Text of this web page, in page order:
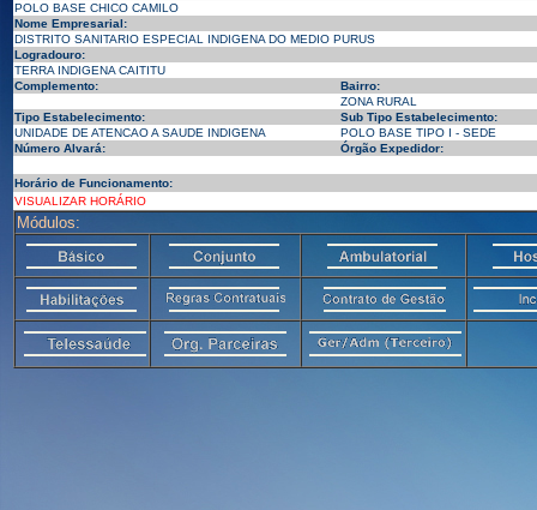
POLO BASE CHICO CAMILO
Nome Empresarial:
DISTRITO SANITARIO ESPECIAL INDIGENA DO MEDIO PURUS
Logradouro:
TERRA INDIGENA CAITITU
Complemento:
Bairro:
ZONA RURAL
Tipo Estabelecimento:
Sub Tipo Estabelecimento:
UNIDADE DE ATENCAO A SAUDE INDIGENA
POLO BASE TIPO I - SEDE
Número Alvará:
Órgão Expedidor:
Horário de Funcionamento:
VISUALIZAR HORÁRIO
Módulos: